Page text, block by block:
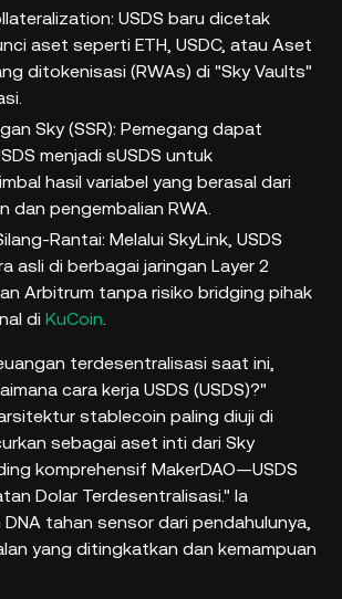
USDS baru dicetak
aset seperti ETH, USDC, atau Aset
ditokenisasi (RWAs) di "Sky Vaults"
Sky (SSR): Pemegang dapat
menjadi sUSDS untuk
hasil variabel yang berasal dari
dan pengembalian RWA.
Rantai: Melalui SkyLink, USDS
asli di berbagai jaringan Layer 2
Arbitrum tanpa risiko bridging pihak
di KuCoin.
terdesentralisasi saat ini,
cara kerja USDS (USDS)?"
stablecoin paling diuji di
sebagai aset inti dari Sky
komprehensif MakerDAO—USDS
Dolar Terdesentralisasi." Ia
tahan sensor dari pendahulunya,
yang ditingkatkan dan kemampuan